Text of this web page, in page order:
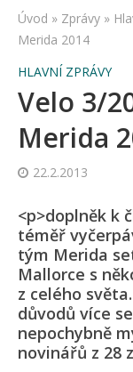
Úvod » Zprávy »
Merida 2014
HLAVNÍ ZPRÁVY
Velo 3/
Merida
22.2.2013
<p>doplněk k
téměř
tým Merida
Mallorce s
z celého
důvodů více
nepochybně
novinářů z 28